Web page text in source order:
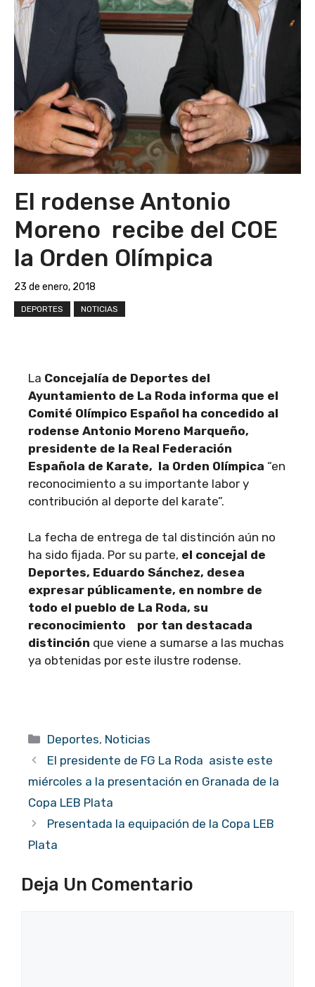
El rodense Antonio
Moreno recibe del COE
la Orden Olímpica
23 de enero, 2018
DEPORTES NOTICIAS
La Concejalía de Deportes del
Ayuntamiento de La Roda informa que el
Comité Olímpico Español ha concedido al
rodense Antonio Moreno Marqueño,
presidente de la Real Federación
Española de Karate, la Orden Olímpica “en
reconocimiento a su importante labor y
contribución al deporte del karate”.
La fecha de entrega de tal distinción aún no
ha sido fijada. Por su parte, el concejal de
Deportes, Eduardo Sánchez, desea
expresar públicamente, en nombre de
todo el pueblo de La Roda, su
reconocimiento por tan destacada
distinción que viene a sumarse a las muchas
ya obtenidas por este ilustre rodense.
Categorías
Deportes, Noticias
El presidente de FG La Roda asiste este
miércoles a la presentación en Granada de la
Copa LEB Plata
Presentada la equipación de la Copa LEB
Plata
Deja Un Comentario